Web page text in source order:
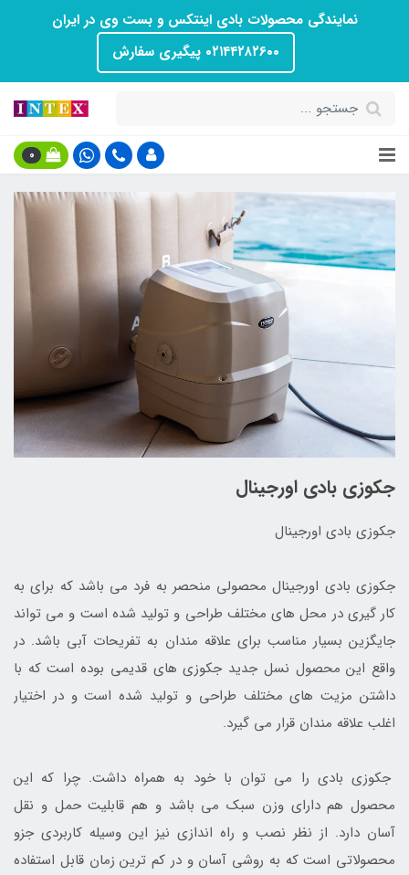
نمایندگی محصولات بادی اینتکس و بست وی در ایران
۰۲۱۴۴۲۸۲۶۰۰ پیگیری سفارش
0
جکوزی بادی اورجینال
جکوزی بادی اورجینال
جکوزی بادی اورجینال محصولی منحصر به فرد می باشد که برای به
کار گیری در محل های مختلف طراحی و تولید شده است و می تواند
جایگزین بسیار مناسب برای علاقه مندان به تفریحات آبی باشد. در
واقع این محصول نسل جدید جکوزی های قدیمی بوده است که با
داشتن مزیت های مختلف طراحی و تولید شده است و در اختیار
اغلب علاقه مندان قرار می گیرد.
جکوزی بادی را می توان با خود به همراه داشت. چرا که این
محصول هم دارای وزن سبک می باشد و هم قابلیت حمل و نقل
آسان دارد. از نظر نصب و راه اندازی نیز این وسیله کاربردی جزو
محصولاتی است که به روشی آسان و در کم ترین زمان قابل استفاده